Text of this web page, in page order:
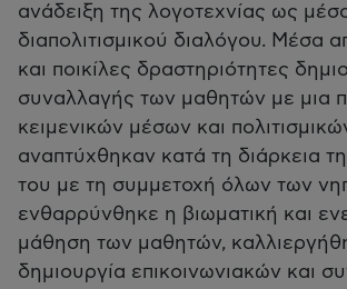
ανάδειξη της λογοτεχνίας ως
διαπολιτισμικού διαλόγου. Μέσα
και ποικίλες δραστηριότητες
συναλλαγής των μαθητών με μια
κειμενικών μέσων και
αναπτύχθηκαν κατά τη διάρκεια
του με τη συμμετοχή όλων των
ενθαρρύνθηκε η βιωματική και
μάθηση των μαθητών,
δημιουργία επικοινωνιακών και